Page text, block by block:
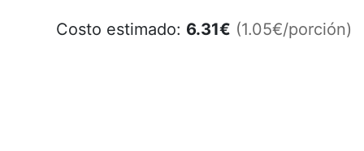
Costo estimado: 6.31€ (1.05€/porción)